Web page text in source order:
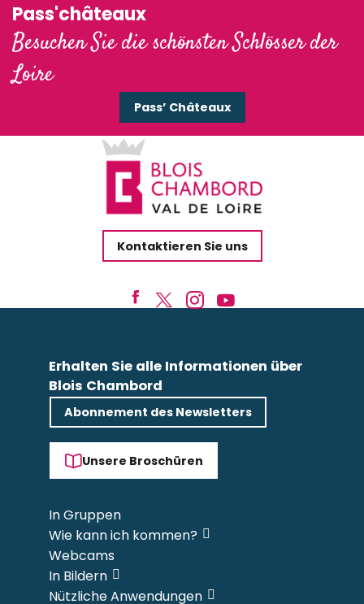
Pass'châteaux
Besuchen Sie die schönsten Schlösser der
Loire
Pass’ Châteaux
Kontaktieren Sie uns
Erhalten Sie alle Informationen über
Blois Chambord
Abonnement des Newsletters
Unsere Broschüren
In Gruppen
Wie kann ich kommen?
Webcams
In Bildern
Nützliche Anwendungen